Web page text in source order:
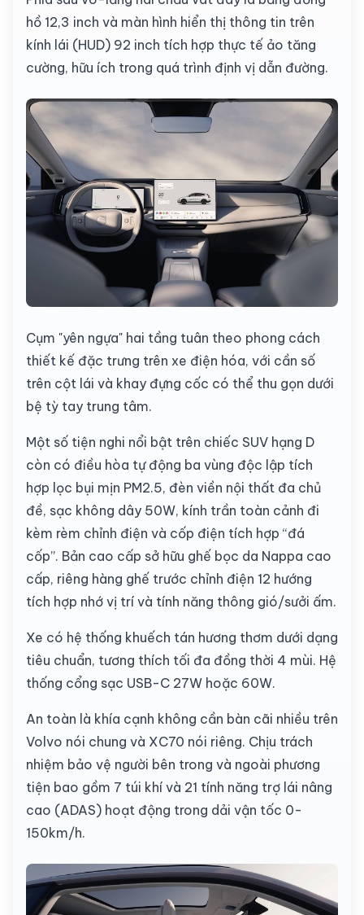
hồ 12,3 inch và màn hình hiển thị thông tin trên
kính lái (HUD) 92 inch tích hợp thực tế ảo tăng
cường, hữu ích trong quá trình định vị dẫn đường.
Cụm "yên ngựa" hai tầng tuân theo phong cách
thiết kế đặc trưng trên xe điện hóa, với cần số
trên cột lái và khay đựng cốc có thể thu gọn dưới
bệ tỳ tay trung tâm.
Một số tiện nghi nổi bật trên chiếc SUV hạng D
còn có điều hòa tự động ba vùng độc lập tích
hợp lọc bụi mịn PM2.5, đèn viền nội thất đa chủ
đề, sạc không dây 50W, kính trần toàn cảnh đi
kèm rèm chỉnh điện và cốp điện tích hợp “đá
cốp”. Bản cao cấp sở hữu ghế bọc da Nappa cao
cấp, riêng hàng ghế trước chỉnh điện 12 hướng
tích hợp nhớ vị trí và tính năng thông gió/sưởi ấm.
Xe có hệ thống khuếch tán hương thơm dưới dạng
tiêu chuẩn, tương thích tối đa đồng thời 4 mùi. Hệ
thống cổng sạc USB-C 27W hoặc 60W.
An toàn là khía cạnh không cần bàn cãi nhiều trên
Volvo nói chung và XC70 nói riêng. Chịu trách
nhiệm bảo vệ người bên trong và ngoài phương
tiện bao gồm 7 túi khí và 21 tính năng trợ lái nâng
cao (ADAS) hoạt động trong dải vận tốc 0-
150km/h.